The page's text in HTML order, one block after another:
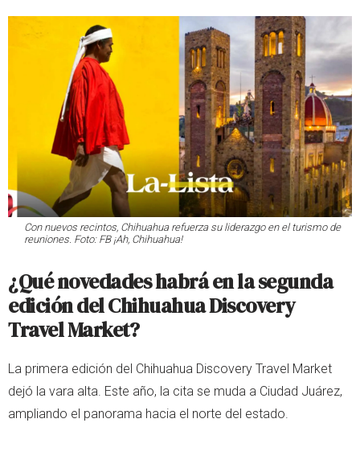
Con nuevos recintos, Chihuahua refuerza su liderazgo en el turismo de
reuniones. Foto: FB ¡Ah, Chihuahua!
¿Qué novedades habrá en la segunda
edición del Chihuahua Discovery
Travel Market?
La primera edición del Chihuahua Discovery Travel Market
dejó la vara alta. Este año, la cita se muda a Ciudad Juárez,
ampliando el panorama hacia el norte del estado.